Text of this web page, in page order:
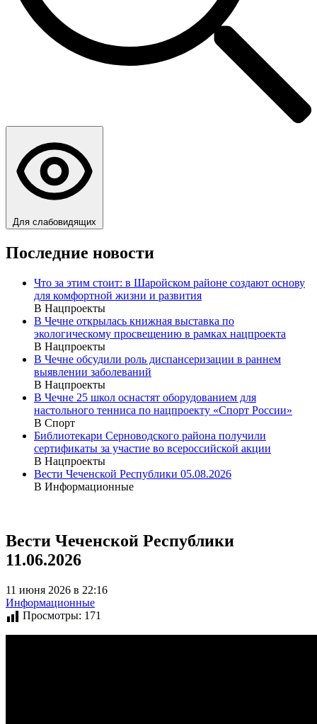
Для слабовидящих
Последние новости
Что за этим стоит: в Шаройском районе создают основу
для комфортной жизни и развития
В Нацпроекты
В Чечне открылась книжная выставка по
экологическому просвещению в рамках нацпроекта
В Нацпроекты
В Чечне обсудили роль диспансеризации в раннем
выявлении заболеваний
В Нацпроекты
В Чечне 25 школ оснастят оборудованием для
настольного тенниса по нацпроекту «Спорт России»
В Спорт
Библиотекари Серноводского района получили
сертификаты за участие во всероссийской акции
В Нацпроекты
Вести Чеченской Республики 05.08.2026
В Информационные
Вести Чеченской Республики
11.06.2026
11 июня 2026 в 22:16
Информационные
Просмотры: 171